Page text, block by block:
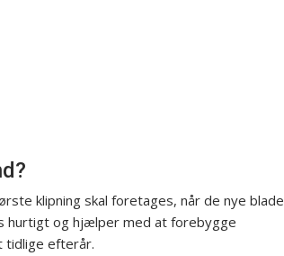
klipning skal foretages, når de nye blade
hurtigt og hjælper med at forebygge
tidlige efterår.